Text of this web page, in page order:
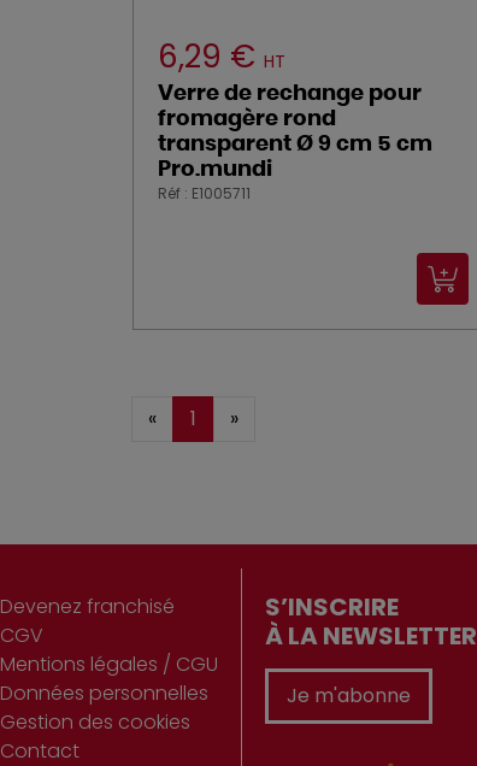
6,29 € HT
Verre de rechange pour
fromagère rond
transparent Ø 9 cm 5 cm
Pro.mundi
Réf : E1005711
« 1 »
Devenez franchisé
CGV
Mentions légales / CGU
Données personnelles
Gestion des cookies
Contact
S’INSCRIRE
À LA NEWSLETTER
Je m'abonne